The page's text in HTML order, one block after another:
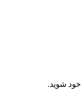
خود شوید.